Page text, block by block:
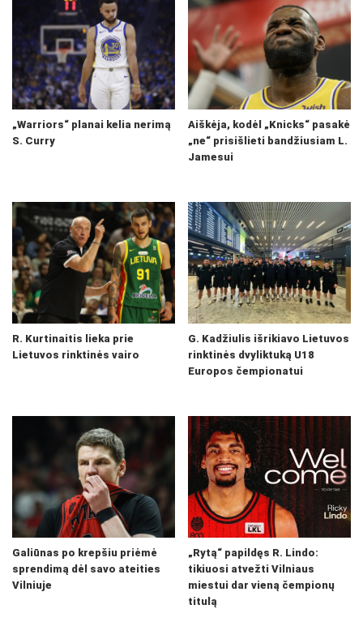
„Warriors“ planai kelia nerimą
S. Curry
Aiškėja, kodėl „Knicks“ pasakė
„ne“ prisišlieti bandžiusiam L.
Jamesui
R. Kurtinaitis lieka prie
Lietuvos rinktinės vairo
G. Kadžiulis išrikiavo Lietuvos
rinktinės dvyliktuką U18
Europos čempionatui
Galiūnas po krepšiu priėmė
sprendimą dėl savo ateities
Vilniuje
„Rytą“ papildęs R. Lindo:
tikiuosi atvežti Vilniaus
miestui dar vieną čempionų
titulą